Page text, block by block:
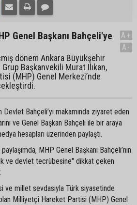
Genel Başkanı Bahçeli'ye
dönem Ankara Büyükşehir
Başkanvekili Murat Ilıkan,
(MHP) Genel Merkezi’nde
A+
A-
Devlet Bahçeli’yi makamında ziyaret eden
ve Genel Başkan Bahçeli ile bir araya
hesapları üzerinden paylaştı.
MHP Genel Başkanı Bahçeli’nin
ve devlet tecrübesine" dikkat çeken
millet sevdasıyla Türk siyasetinde
Milliyetçi Hareket Partisi (MHP) Genel